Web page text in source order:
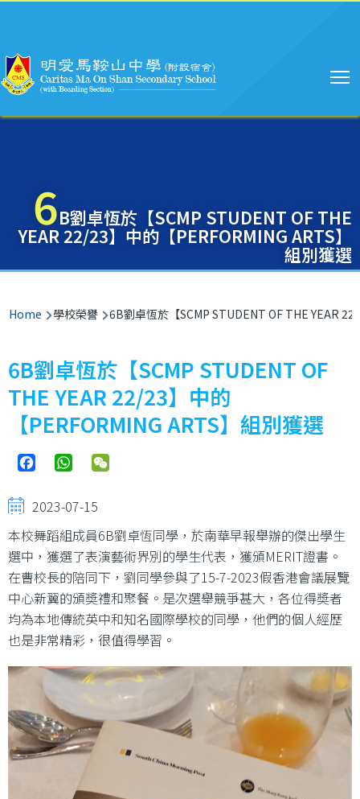
6B劉卓恆於【SCMP STUDENT OF THE
YEAR 22/23】中的【PERFORMING ARTS】
組別獲選
Breadcrumb
Home 學校榮譽 6B劉卓恆於【SCMP STUDENT OF THE YEAR
6B劉卓恆於【SCMP STUDENT OF
THE YEAR 22/23】中的
【PERFORMING ARTS】組別獲選
FacebookWhatsApp
2023-07-15
本校舞蹈組成員6B劉卓恆同學，於南華早報舉辦的傑出學生
選中，獲選了表演藝術界別的學生代表，獲頒MERIT證書。
在曹校長的陪同下，劉同學參與了15-7-2023假香港會議展覽
中心新翼的頒奬禮和聚餐。是次選舉競爭甚大，各位得奬者
均為本地傳統英中和知名國際學校的同學，他們的個人經歷
也是非常精彩，很值得學習。